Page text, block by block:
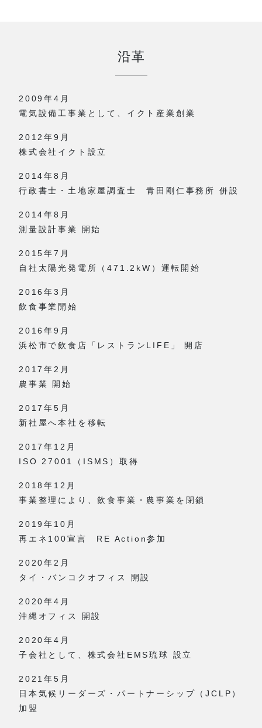
沿革
2009年4月
電気設備工事業として、イクト産業創業
2012年9月
株式会社イクト設立
2014年8月
行政書士・土地家屋調査士 青田剛仁事務所 併設
2014年8月
測量設計事業 開始
2015年7月
自社太陽光発電所（471.2kW）運転開始
2016年3月
飲食事業開始
2016年9月
浜松市で飲食店「レストランLIFE」 開店
2017年2月
農事業 開始
2017年5月
新社屋へ本社を移転
2017年12月
ISO 27001（ISMS）取得
2018年12月
事業整理により、飲食事業・農事業を閉鎖
2019年10月
再エネ100宣言 RE Action参加
2020年2月
タイ・バンコクオフィス 開設
2020年4月
沖縄オフィス 開設
2020年4月
子会社として、株式会社EMS琉球 設立
2021年5月
日本気候リーダーズ・パートナーシップ（JCLP）
加盟